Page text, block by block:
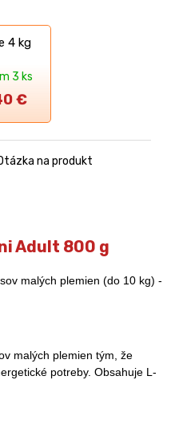
4 kg
3 ks
€
na produkt
Adult 800 g
malých plemien (do 10 kg) -
malých plemien tým, že
potreby. Obsahuje L-